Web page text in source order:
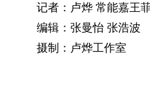
记者：卢烨 常能嘉王
编辑：张曼怡 张浩波
摄制：卢烨工作室